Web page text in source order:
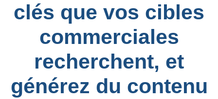
clés que vos cibles
commerciales
recherchent, et
générez du contenu